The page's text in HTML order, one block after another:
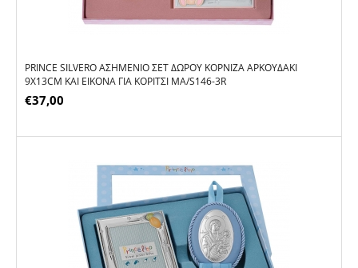
PRINCE SILVERO ΑΣΗΜΈΝΙΟ ΣΕΤ ΔΏΡΟΥ ΚΟΡΝΊΖΑ ΑΡΚΟΥΔΆΚΙ
9X13CM ΚΑΙ ΕΙΚΌΝΑ ΓΙΑ ΚΟΡΊΤΣΙ MA/S146-3R
€37,00